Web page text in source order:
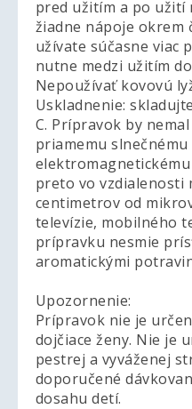
pred užitím a po
žiadne nápoje okrem
užívate súčasne viac
nutne medzi užitím
Nepoužívať kovovú
Uskladnenie:
C. Prípravok by
priamemu
preto vo vzdialenosti
centimetrov od
televízie, mobilného
prípravku nesmie
aromatickými
Upozornenie:
Prípravok nie je
dojčiace ženy. Nie je
pestrej a vyváženej
doporučené
dosahu detí.